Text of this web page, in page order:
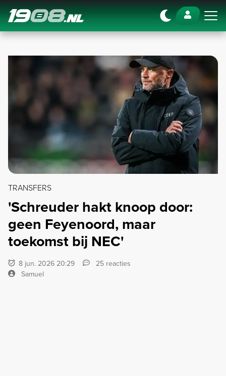
Navigation
TRANSFERS
'Schreuder hakt knoop door:
geen Feyenoord, maar
toekomst bij NEC'
8 jun. 2026 20:29
25 reacties
Samuel